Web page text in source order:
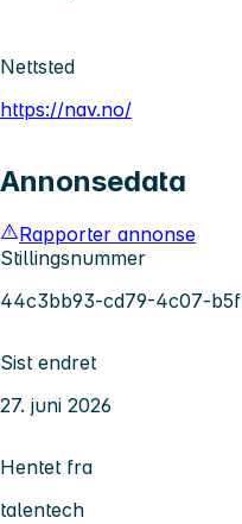
Nettsted
https://nav.no/
Annonsedata
Rapporter annonse
Stillingsnummer
44c3bb93-cd79-4c07-
Sist endret
27. juni 2026
Hentet fra
talentech